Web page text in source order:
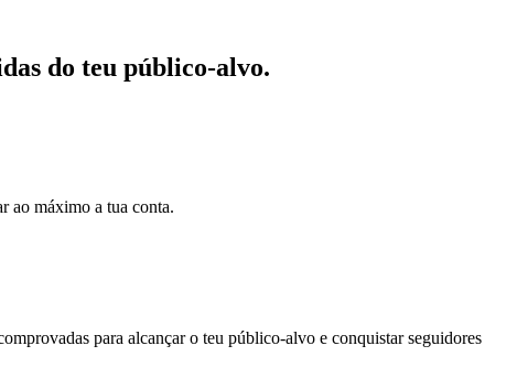
do teu público-alvo.
ao máximo a tua conta.
para alcançar o teu público-alvo e conquistar seguidores